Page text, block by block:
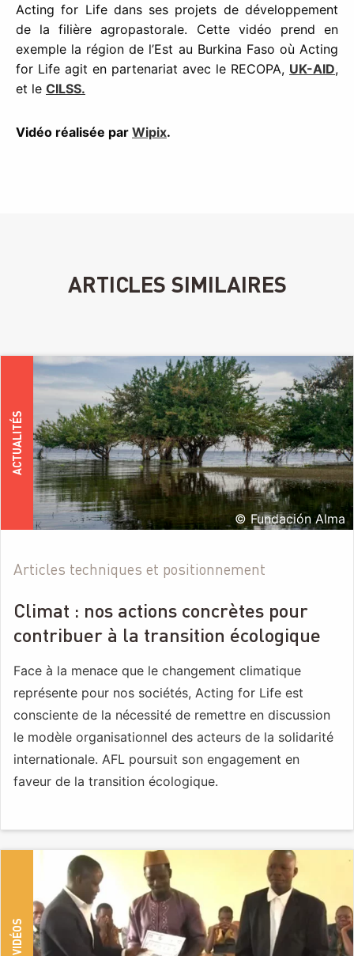
Acting for Life dans ses projets de développement
de la filière agropastorale. Cette vidéo prend en
exemple la région de l’Est au Burkina Faso où Acting
for Life agit en partenariat avec le RECOPA, UK-AID,
et le CILSS.
Vidéo réalisée par Wipix.
ARTICLES SIMILAIRES
ACTUALITÉS
© Fundación Alma
Articles techniques et positionnement
Climat : nos actions concrètes pour
contribuer à la transition écologique
Face à la menace que le changement climatique
représente pour nos sociétés, Acting for Life est
consciente de la nécessité de remettre en discussion
le modèle organisationnel des acteurs de la solidarité
internationale. AFL poursuit son engagement en
faveur de la transition écologique.
VIDÉOS